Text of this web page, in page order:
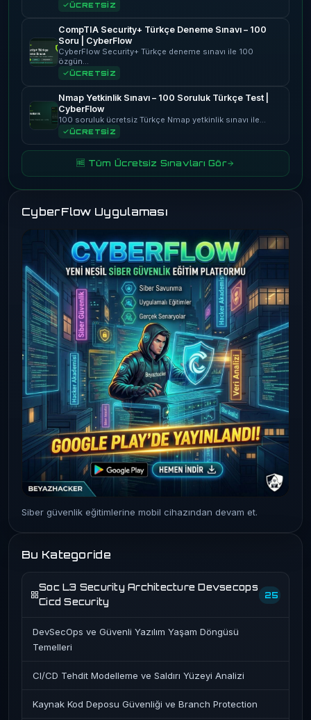
ÜCRETSİZ
CompTIA Security+ Türkçe Deneme Sınavı – 100
Soru | CyberFlow
CyberFlow Security+ Türkçe deneme sınavı ile 100
özgün…
ÜCRETSİZ
Nmap Yetkinlik Sınavı – 100 Soruluk Türkçe Test |
CyberFlow
100 soruluk ücretsiz Türkçe Nmap yetkinlik sınavı ile…
ÜCRETSİZ
🆓 Tüm Ücretsiz Sınavları Gör
CyberFlow Uygulaması
Siber güvenlik eğitimlerine mobil cihazından devam et.
Bu Kategoride
Soc L3 Security Architecture Devsecops
Cicd Security
25
DevSecOps ve Güvenli Yazılım Yaşam Döngüsü
Temelleri
CI/CD Tehdit Modelleme ve Saldırı Yüzeyi Analizi
Kaynak Kod Deposu Güvenliği ve Branch Protection